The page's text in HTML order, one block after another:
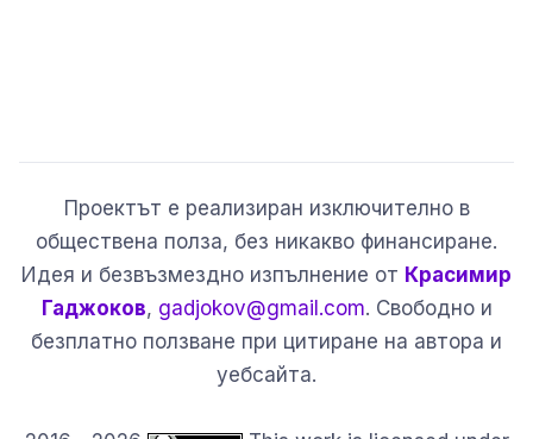
Проектът е реализиран изключително в
обществена полза, без никакво финансиране.
Идея и безвъзмездно изпълнение от Красимир
Гаджоков, gadjokov@gmail.com. Свободно и
безплатно ползване при цитиране на автора и
уебсайта.